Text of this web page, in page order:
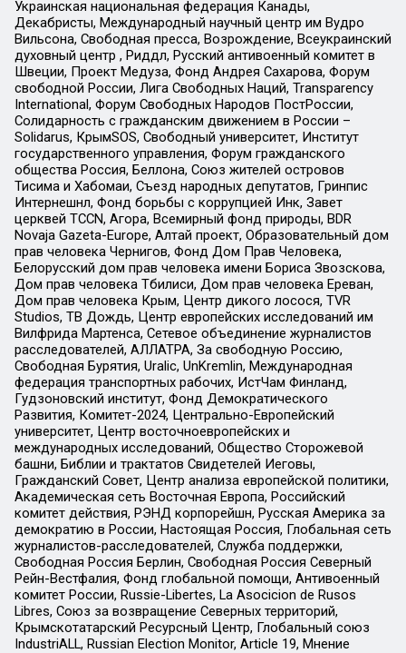
Украинская национальная федерация Канады,
Декабристы, Международный научный центр им Вудро
Вильсона, Свободная пресса, Возрождение, Всеукраинский
духовный центр , Риддл, Русский антивоенный комитет в
Швеции, Проект Медуза, Фонд Андрея Сахарова, Форум
свободной России, Лига Свободных Наций, Transparеncy
International, Форум Свободных Народов ПостРоссии,
Солидарность с гражданским движением в России –
Solidarus, КрымSOS, Свободный университет, Институт
государственного управления, Форум гражданского
общества Россия, Беллона, Союз жителей островов
Тисима и Хабомаи, Съезд народных депутатов, Гринпис
Интернешнл, Фонд борьбы с коррупцией Инк, Завет
церквей TCCN, Агора, Всемирный фонд природы, BDR
Novaja Gazeta-Europe, Алтай проект, Образовательный дом
прав человека Чернигов, Фонд Дом Прав Человека,
Белорусский дом прав человека имени Бориса Звозскова,
Дом прав человека Тбилиси, Дом прав человека Ереван,
Дом прав человека Крым, Центр дикого лосося, TVR
Studios, ТВ Дождь, Центр европейских исследований им
Вилфрида Мартенса, Сетевое объединение журналистов
расследователей, АЛЛАТРА, За свободную Россию,
Свободная Бурятия, Uralic, UnKremlin, Международная
федерация транспортных рабочих, ИстЧам Финланд,
Гудзоновский институт, Фонд Демократического
Развития, Комитет-2024, Центрально-Европейский
университет, Центр восточноевропейских и
международных исследований, Общество Сторожевой
башни, Библии и трактатов Свидетелей Иеговы,
Гражданский Совет, Центр анализа европейской политики,
Академическая сеть Восточная Европа, Российский
комитет действия, РЭНД корпорейшн, Русская Америка за
демократию в России, Настоящая Россия, Глобальная сеть
журналистов-расследователей, Служба поддержки,
Свободная Россия Берлин, Свободная Россия Северный
Рейн-Вестфалия, Фонд глобальной помощи, Антивоенный
комитет России, Russie-Libertes, La Asocicion de Rusos
Libres, Союз за возвращение Северных территорий,
Крымскотатарский Ресурсный Центр, Глобальный союз
IndustriALL, Russian Election Monitor, Article 19, Мнение